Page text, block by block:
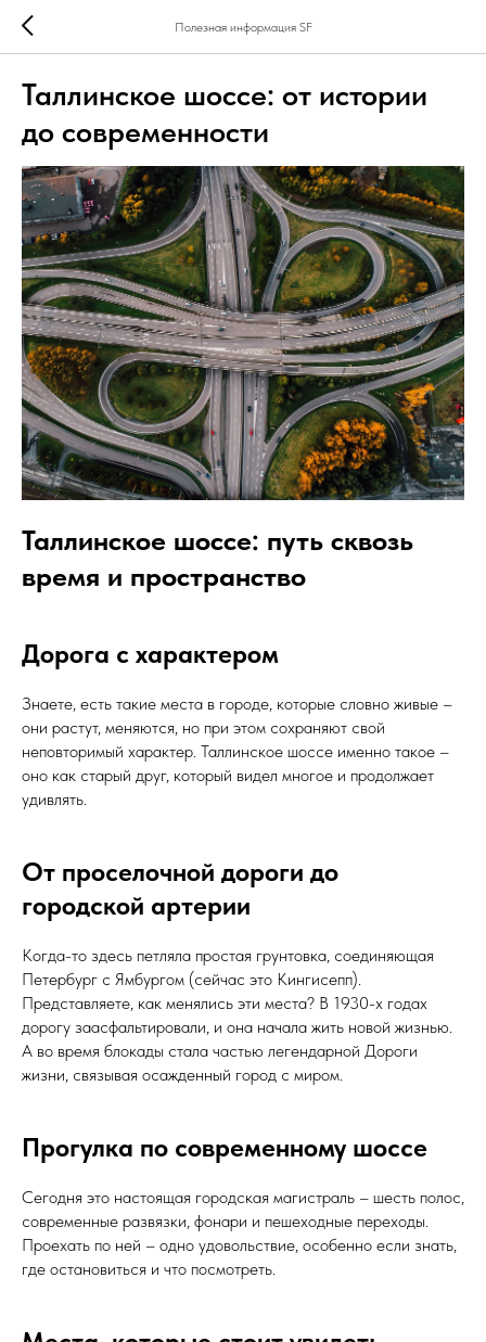
Полезная информация SF
Таллинское шоссе: от истории
до современности
Таллинское шоссе: путь сквозь
время и пространство
Дорога с характером
Знаете, есть такие места в городе, которые словно живые –
они растут, меняются, но при этом сохраняют свой
неповторимый характер. Таллинское шоссе именно такое –
оно как старый друг, который видел многое и продолжает
удивлять.
От проселочной дороги до
городской артерии
Когда-то здесь петляла простая грунтовка, соединяющая
Петербург с Ямбургом (сейчас это Кингисепп).
Представляете, как менялись эти места? В 1930-х годах
дорогу заасфальтировали, и она начала жить новой жизнью.
А во время блокады стала частью легендарной Дороги
жизни, связывая осажденный город с миром.
Прогулка по современному шоссе
Сегодня это настоящая городская магистраль – шесть полос,
современные развязки, фонари и пешеходные переходы.
Проехать по ней – одно удовольствие, особенно если знать,
где остановиться и что посмотреть.